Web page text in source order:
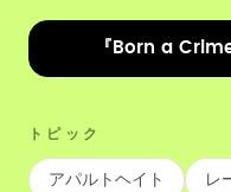
『Born a
トピック
アパルトヘイト レ